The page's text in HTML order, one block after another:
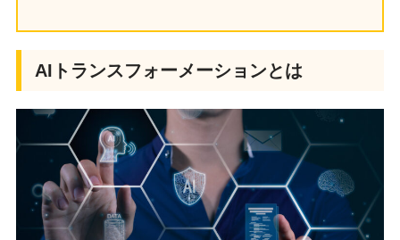
AIトランスフォーメーションとは